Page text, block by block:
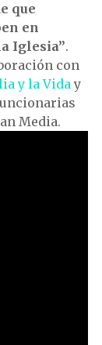
que
en
Iglesia”.
con
y la Viday
Media.